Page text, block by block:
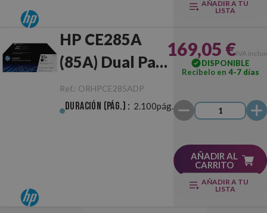
AÑADIR A TU
LISTA
HP CE285A
(85A) Dual Pack
Negro Original
Ref.: ORHPCE285ADP
Duración (pág.) : 2.100pág.
169,05 €IVA
DISPONIBLE
Recíbelo en 4-7 días
AÑADIR AL
CARRITO
AÑADIR A TU
LISTA